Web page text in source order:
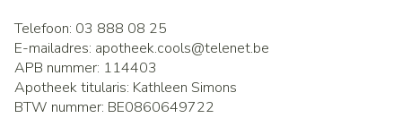
Telefoon: 03 888 08 25
E-mailadres: apotheek.cools@telenet.be
APB nummer: 114403
Apotheek titularis: Kathleen Simons
BTW nummer: BE0860649722